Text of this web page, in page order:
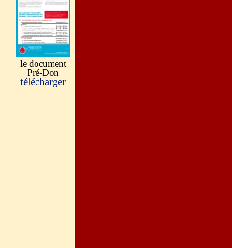
le document
Pré-Don
télécharger